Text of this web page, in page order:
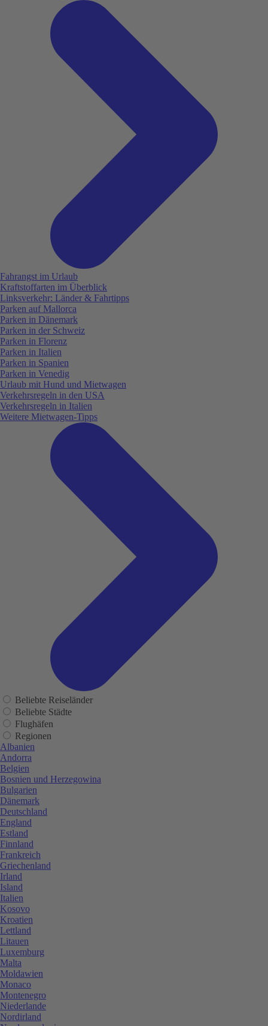
Fahrangst im Urlaub
Kraftstoffarten im Überblick
Linksverkehr: Länder & Fahrtipps
Parken auf Mallorca
Parken in Dänemark
Parken in der Schweiz
Parken in Florenz
Parken in Italien
Parken in Spanien
Parken in Venedig
Urlaub mit Hund und Mietwagen
Verkehrsregeln in den USA
Verkehrsregeln in Italien
Weitere Mietwagen-Tipps
Beliebte Reiseländer
Beliebte Städte
Flughäfen
Regionen
Albanien
Andorra
Belgien
Bosnien und Herzegowina
Bulgarien
Dänemark
Deutschland
England
Estland
Finnland
Frankreich
Griechenland
Irland
Island
Italien
Kosovo
Kroatien
Lettland
Litauen
Luxemburg
Malta
Moldawien
Monaco
Montenegro
Niederlande
Nordirland